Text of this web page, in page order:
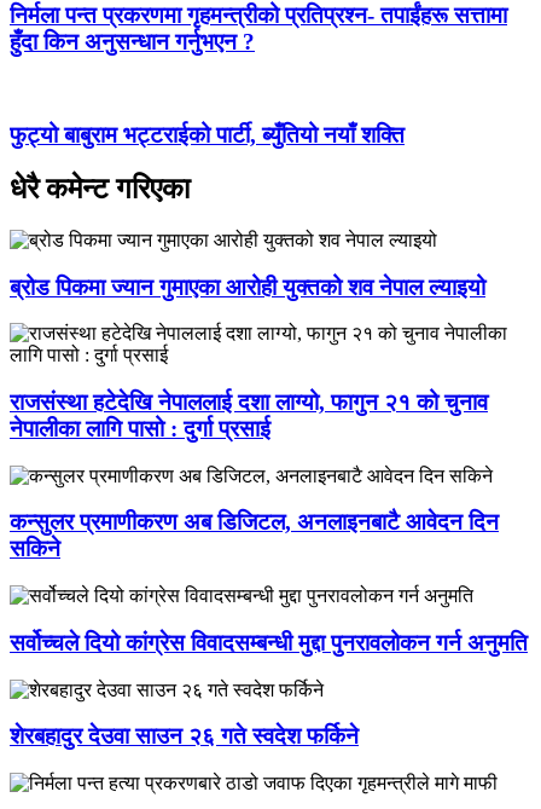
निर्मला पन्त प्रकरणमा गृहमन्त्रीको प्रतिप्रश्न- तपाईंहरू सत्तामा
हुँदा किन अनुसन्धान गर्नुभएन ?
फुट्यो बाबुराम भट्टराईको पार्टी, ब्युँतियो नयाँ शक्ति
धेरै कमेन्ट गरिएका
ब्रोड पिकमा ज्यान गुमाएका आरोही युक्तको शव नेपाल ल्याइयो
राजसंस्था हटेदेखि नेपाललाई दशा लाग्यो, फागुन २१ को चुनाव
नेपालीका लागि पासो : दुर्गा प्रसाई
कन्सुलर प्रमाणीकरण अब डिजिटल, अनलाइनबाटै आवेदन दिन
सकिने
सर्वोच्चले दियो कांग्रेस विवादसम्बन्धी मुद्दा पुनरावलोकन गर्न अनुमति
शेरबहादुर देउवा साउन २६ गते स्वदेश फर्किने